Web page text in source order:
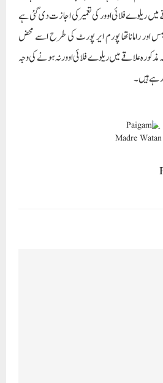
میں ریلوے فلائی اوور کی تعمیر کی اجازت دی گئی ہے
اور راماناتھا پورم ایر پورٹ کی طرح اسے محض
علاقے میں ریلوے فلائی اوور نہ ہونے کی وجہ
ہیں۔